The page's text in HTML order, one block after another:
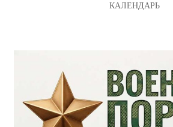
КАЛЕНДАРЬ